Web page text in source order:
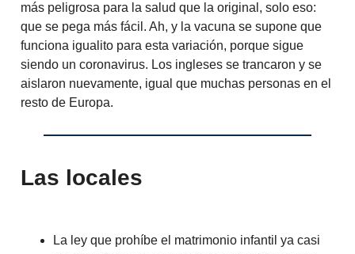
más peligrosa para la salud que la original, solo eso:
que se pega más fácil. Ah, y la vacuna se supone que
funciona igualito para esta variación, porque sigue
siendo un coronavirus. Los ingleses se trancaron y se
aislaron nuevamente, igual que muchas personas en el
resto de Europa.
Las locales
La ley que prohíbe el matrimonio infantil ya casi